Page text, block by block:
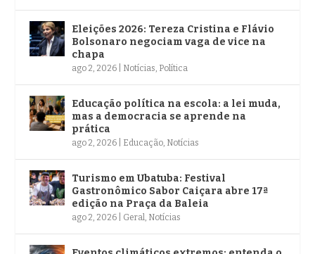
Eleições 2026: Tereza Cristina e Flávio
Bolsonaro negociam vaga de vice na
chapa
ago 2, 2026 Notícias Política
Educação política na escola: a lei muda,
mas a democracia se aprende na
prática
ago 2, 2026 Educação Notícias
Turismo em Ubatuba: Festival
Gastronômico Sabor Caiçara abre 17ª
edição na Praça da Baleia
ago 2, 2026 Geral Notícias